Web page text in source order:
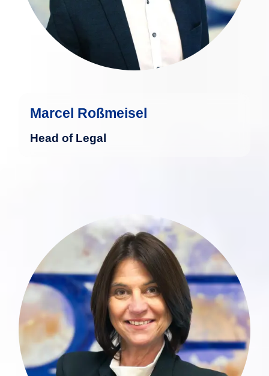
Marcel Roßmeisel
Head of Legal
folgten Tätigkeiten in Unternehmen aus
dem Medizinsektor und seit 2013 ist er
als Justitiar in der Finanzbranche tätig.
Elvira Sauber verfügt über langjährige
und vielseitige Erfahrung in der
luxemburgischen Finanzbranche mit
besonderem Fokus auf anspruchsvolle
Kundenbetreuung,
Portfolioadministration und Private
Banking Services. Ihre berufliche
Laufbahn begann bei Sal. Oppenheim,
wo sie schrittweise vom Accounting